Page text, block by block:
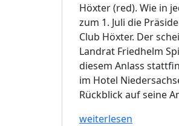
Höxter (red). Wie in
zum 1. Juli die
Club Höxter. Der
Landrat Friedhelm
diesem Anlass
im Hotel
Rückblick auf seine
weiterlesen